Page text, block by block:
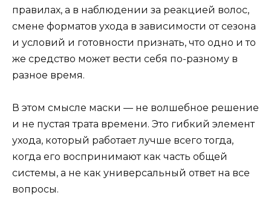
правилах, а в наблюдении за реакцией волос,
смене форматов ухода в зависимости от сезона
и условий и готовности признать, что одно и то
же средство может вести себя по-разному в
разное время.
В этом смысле маски — не волшебное решение
и не пустая трата времени. Это гибкий элемент
ухода, который работает лучше всего тогда,
когда его воспринимают как часть общей
системы, а не как универсальный ответ на все
вопросы.